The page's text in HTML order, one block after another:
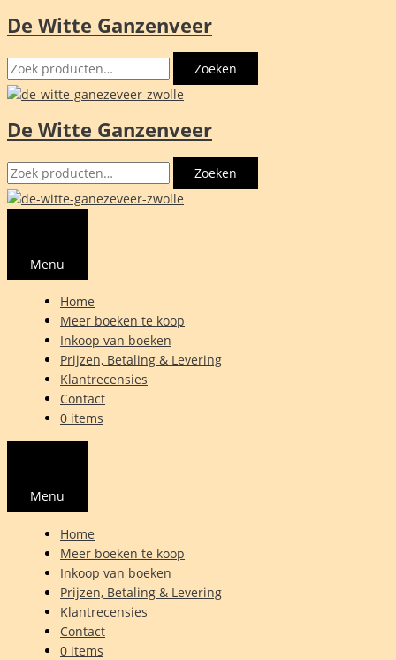
Ga
de
inhoud
De Witte Ganzenveer
Zoeken
naar:
Zoeken
De Witte Ganzenveer
Zoeken
naar:
Zoeken
Menu
Home
Meer boeken te koop
Inkoop van boeken
Prijzen, Betaling & Levering
Klantrecensies
Contact
0 items
Menu
Home
Meer boeken te koop
Inkoop van boeken
Prijzen, Betaling & Levering
Klantrecensies
Contact
0 items